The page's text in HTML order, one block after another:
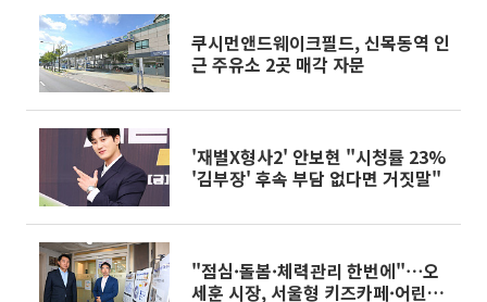
쿠시먼앤드웨이크필드, 신목동역 인
근 주유소 2곳 매각 자문
'재벌X형사2' 안보현 "시청률 23%
'김부장' 후속 부담 없다면 거짓말"
"점심·돌봄·체력관리 한번에"⋯오
세훈 시장, 서울형 키즈카페·어린이